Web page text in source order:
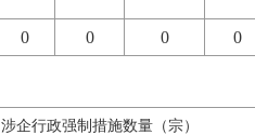
0 0 0 0
涉企行政强制措施数量（宗）